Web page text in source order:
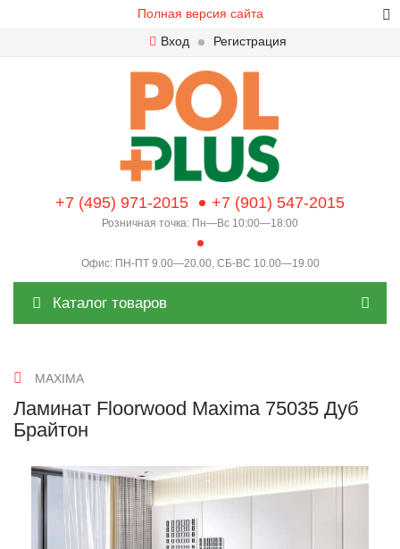
Полная версия сайта
Вход
Регистрация
+7 (495) 971-2015 +7 (901) 547-2015
Розничная точка: Пн—Вс 10:00—18:00
Офис: ПН-ПТ 9.00—20.00, СБ-ВС 10.00—19.00
Каталог товаров
MAXIMA
Ламинат Floorwood Maxima 75035 Дуб
Брайтон